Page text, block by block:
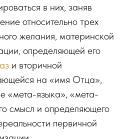
в них, заняв
относительно трех
желания, материнской
определяющей его
и вторичной
на «имя Отца»,
«мета-языка», «мета-
смысл и определяющего
первичной